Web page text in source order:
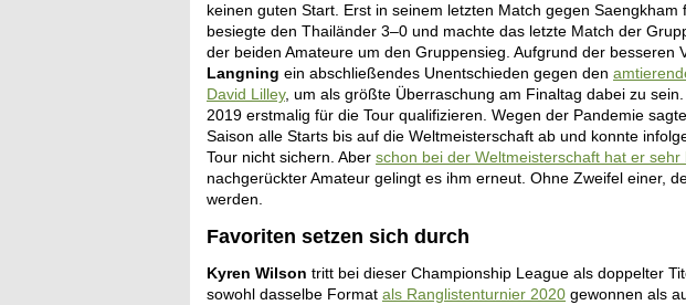
keinen guten Start. Erst in seinem letzten Match gegen Saengkham
besiegte den Thailänder 3–0 und machte das letzte Match der
der beiden Amateure um den Gruppensieg. Aufgrund der besseren
Langning ein abschließendes Unentschieden gegen den
David Lilley, um als größte Überraschung am Finaltag dabei zu
2019 erstmalig für die Tour qualifizieren. Wegen der Pandemie
Saison alle Starts bis auf die Weltmeisterschaft ab und konnte
Tour nicht sichern. Aber schon bei der Weltmeisterschaft hat er sehr
nachgerückter Amateur gelingt es ihm erneut. Ohne Zweifel einer,
werden.
Favoriten setzen sich durch
Kyren Wilson tritt bei dieser Championship League als doppelter
sowohl dasselbe Format als Ranglistenturnier 2020 gewonnen als